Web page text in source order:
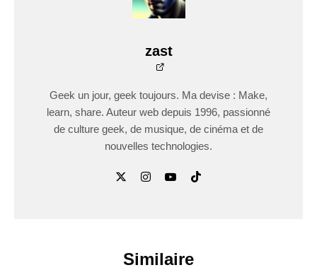
zast
Geek un jour, geek toujours. Ma devise : Make,
learn, share. Auteur web depuis 1996, passionné
de culture geek, de musique, de cinéma et de
nouvelles technologies.
Similaire